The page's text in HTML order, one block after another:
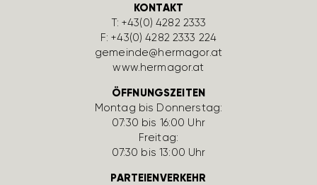
KONTAKT
T:+43(0) 4282 2333
F: +43(0) 4282 2333 224
gemeinde@hermagor.at
www.hermagor.at
ÖFFNUNGSZEITEN
Montag bis Donnerstag:
07:30 bis 16:00 Uhr
Freitag:
07:30 bis 13:00 Uhr
PARTEIENVERKEHR